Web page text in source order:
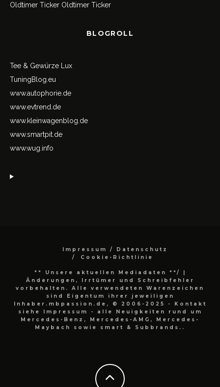
Oldtimer Ticker Oldtimer Ticker
BLOGROLL
Tee & Gewürze Lux
TuningBlog.eu
www.autophorie.de
www.evtrend.de
www.kleinwagenblog.de
www.smartpit.de
www.wug.info
Impressum / Datenschutz
Cookie-Richtlinie
** Unsere aktuellen Mediadaten **/
|
Änderungen, Irrtümer und Schreibfehler
vorbehalten. Alle verwendeten Warenzeichen
sind Eigentum ihrer jeweiligen
Inhaber.mbpassion.de, © 2006-2025 - Kontakt
siehe Impressum - alle Neuigkeiten rund um
Mercedes-Benz, Mercedes-AMG, Mercedes-
Maybach sowie smart & Subbrands..